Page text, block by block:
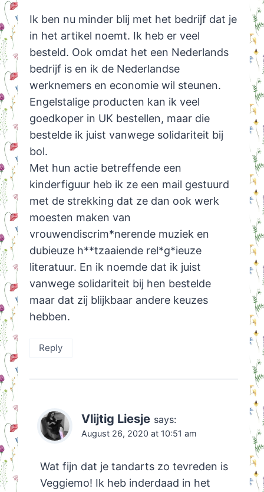
Ik ben nu minder blij met het bedrijf dat je
in het artikel noemt. Ik heb er veel
besteld. Ook omdat het een Nederlands
bedrijf is en ik de Nederlandse
werknemers en economie wil steunen.
Engelstalige producten kan ik veel
goedkoper in UK bestellen, maar die
bestelde ik juist vanwege solidariteit bij
bol.
Met hun actie betreffende een
kinderfiguur heb ik ze een mail gestuurd
met de strekking dat ze dan ook werk
moesten maken van
vrouwendiscrim*nerende muziek en
dubieuze h**tzaaiende rel*g*ieuze
literatuur. En ik noemde dat ik juist
vanwege solidariteit bij hen bestelde
maar dat zij blijkbaar andere keuzes
hebben.
Reply
Vlijtig Liesje says:
August 26, 2020 at 10:51 am
Wat fijn dat je tandarts zo tevreden is
Veggiemo! Ik heb inderdaad in het